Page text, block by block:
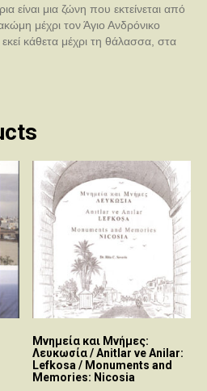
είναι μια ζώνη που εκτείνεται από
μέχρι τον Άγιο Ανδρόνικο
κάθετα μέχρι τη θάλασσα, στα
Μνημεία και Μνήμες:
Λευκωσία / Anitlar ve Anilar:
Lefkosa / Monuments and
Memories: Nicosia